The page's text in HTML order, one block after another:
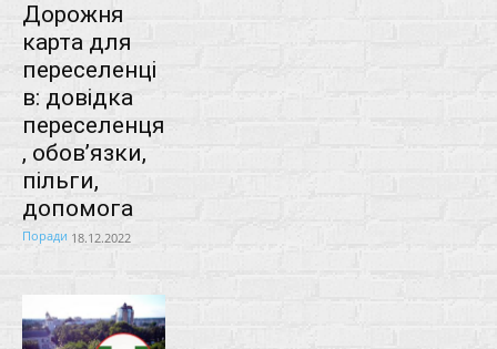
Дорожня
карта для
переселенці
в: довідка
переселенця
, обов’язки,
пільги,
допомога
Поради 18.12.2022